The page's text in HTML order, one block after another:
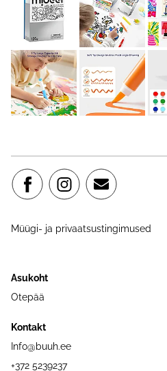
Müügi- ja privaatsustingimused
Asukoht
Otepää
Kontakt
Info@buuh.ee
+372 5239237